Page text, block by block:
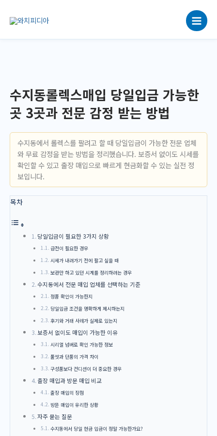
로
수지동롤렉스매입 당일입금 가능한
곳 3곳과 전문 감정 받는 방법
수지동에서 롤렉스를 팔려고 할 때 당일입금이 가능한 전문 업체
와 무료 감정을 받는 방법을 정리했습니다. 보증서 없이도 시세를
확인할 수 있고 출장 매입으로 빠르게 현금화할 수 있는 실전 정
보입니다.
목차
당일입금이 필요한 3가지 상황
급전이 필요한 경우
시세가 내려가기 전에 팔고 싶을 때
보관만 하고 있던 시계를 정리하려는 경우
수지동에서 전문 매입 업체를 선택하는 기준
정품 확인이 가능한지
당일입금 조건을 명확하게 제시하는지
후기와 거래 사례가 실제로 있는지
보증서 없이도 매입이 가능한 이유
시리얼 넘버로 확인 가능한 정보
풀셋과 단품의 가격 차이
구성품보다 컨디션이 더 중요한 경우
출장 매입과 방문 매입 비교
출장 매입의 장점
방문 매입이 유리한 상황
자주 묻는 질문
수지동에서 당일 현금 입금이 정말 가능한가요?